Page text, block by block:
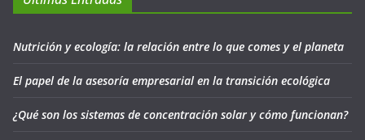
Nutrición y ecología: la relación entre lo que comes y el planeta
El papel de la asesoría empresarial en la transición ecológica
¿Qué son los sistemas de concentración solar y cómo funcionan?